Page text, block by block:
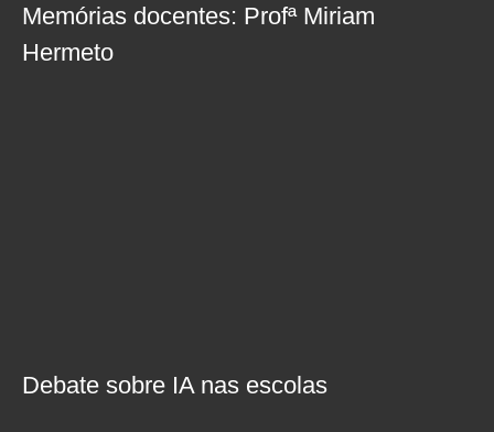
Memórias docentes: Profª Miriam
Hermeto
Debate sobre IA nas escolas